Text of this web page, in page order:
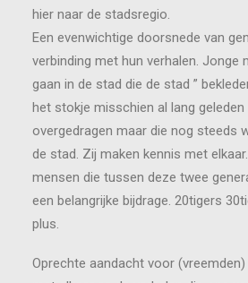
hier naar de stadsregio.
Een evenwichtige doorsnede van
verbinding met hun verhalen. Jonge
gaan in de stad die de stad ”
het stokje misschien al lang geleden
overgedragen maar die nog steeds
de stad. Zij maken kennis met
mensen die tussen deze twee
een belangrijke bijdrage. 20tigers
plus.
Oprechte aandacht voor